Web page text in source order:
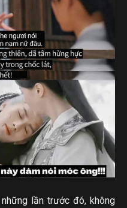
lần trước đó, không